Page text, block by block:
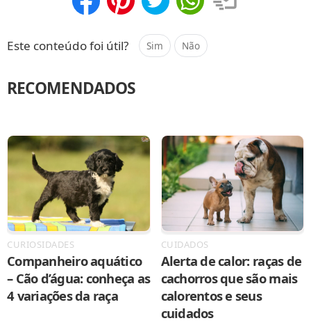
Este conteúdo foi útil? Sim Não
RECOMENDADOS
CURIOSIDADES
Companheiro aquático
– Cão d’água: conheça as
4 variações da raça
CUIDADOS
Alerta de calor: raças de
cachorros que são mais
calorentos e seus
cuidados